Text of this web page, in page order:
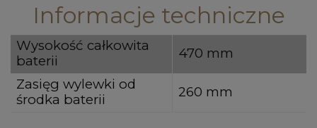
Informacje techniczne
Wysokość całkowita
baterii
470 mm
Zasięg wylewki od
środka baterii
260 mm